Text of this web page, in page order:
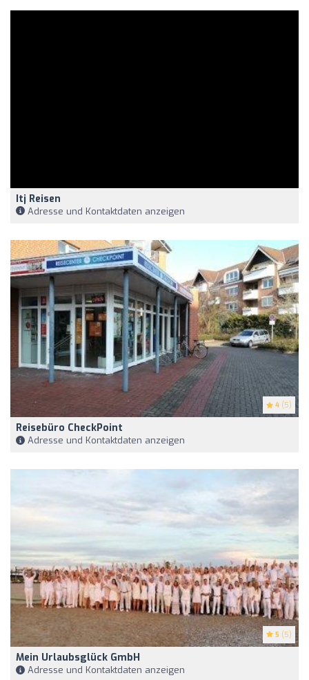
Itj Reisen
Adresse und Kontaktdaten anzeigen
4 (5)
Reisebüro CheckPoint
Adresse und Kontaktdaten anzeigen
5 (5)
Mein Urlaubsglück GmbH
Adresse und Kontaktdaten anzeigen